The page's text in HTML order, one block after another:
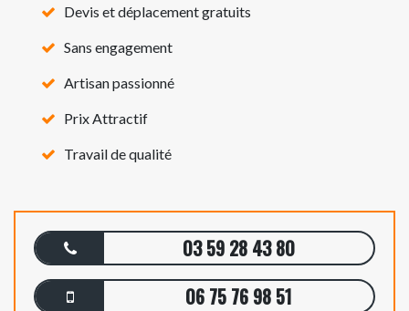
Devis et déplacement gratuits
Sans engagement
Artisan passionné
Prix Attractif
Travail de qualité
03 59 28 43 80
06 75 76 98 51